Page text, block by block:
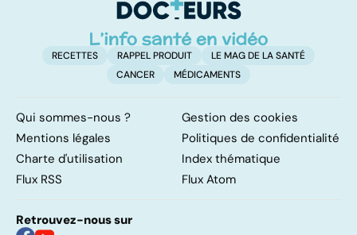
RECETTES RAPPEL PRODUIT
LE MAG DE LA SANTÉ
CANCER
MÉDICAMENTS
Qui sommes-nous ?
Gestion des cookies
Mentions légales
Politiques de confidentialité
Charte d'utilisation
Index thématique
Flux RSS
Flux Atom
Retrouvez-nous sur